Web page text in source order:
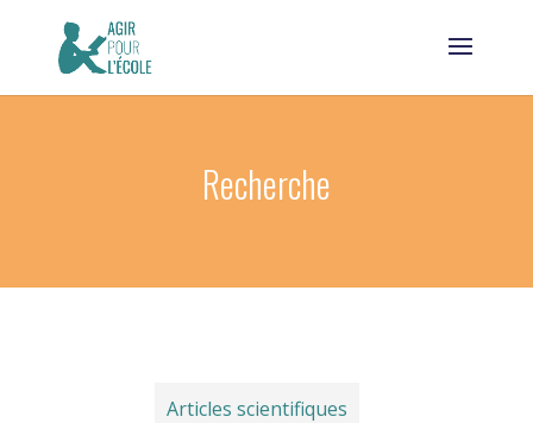
Recherche
Articles scientifiques